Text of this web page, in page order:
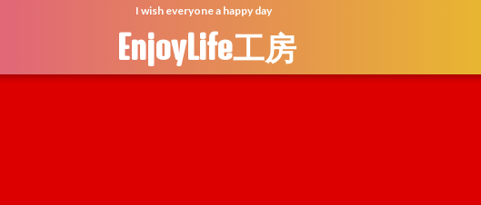
I wish everyone a happy day
EnjoyLife工房